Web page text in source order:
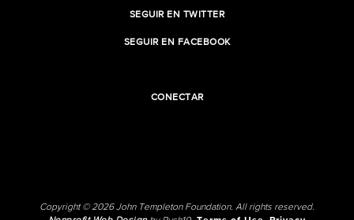
SEGUIR EN TWITTER
SEGUIR EN FACEBOOK
CONECTAR
Copyright © 2026 John Templeton Foundation. All rights reserved.